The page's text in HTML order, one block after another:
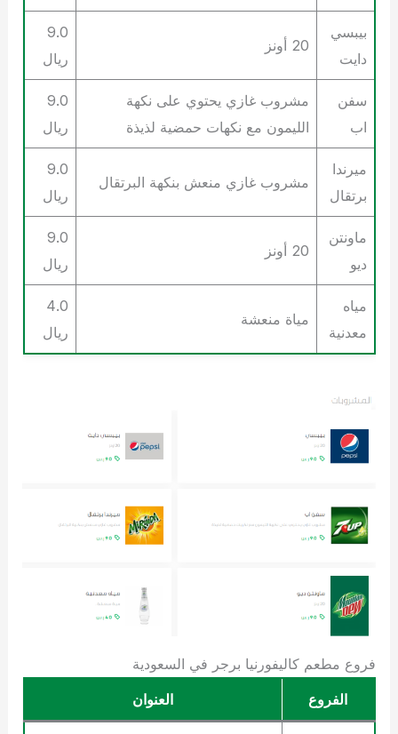
بيبسي
دايت
20 أونز
9.0
ريال
سفن
اب
مشروب غازي يحتوي على نكهة
الليمون مع نكهات حمضية لذيذة
9.0
ريال
ميرندا
برتقال
مشروب غازي منعش بنكهة البرتقال
9.0
ريال
ماونتن
ديو
20 أونز
9.0
ريال
مياه
معدنية
مياة منعشة
4.0
ريال
فروع مطعم كاليفورنيا برجر في السعودية
الفروع
العنوان